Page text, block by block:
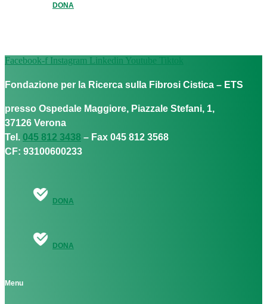
DONA
Facebook-f Instagram Linkedin Youtube Tiktok
Fondazione per la Ricerca sulla Fibrosi Cistica – ETS
presso Ospedale Maggiore, Piazzale Stefani, 1,
37126 Verona
Tel. 045 812 3438 – Fax 045 812 3568
CF: 93100600233
DONA
DONA
Menu